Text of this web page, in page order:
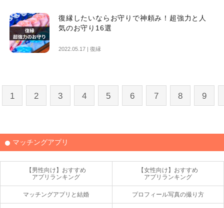
復縁したいならお守りで神頼み！超強力と人
気のお守り16選
2022.05.17 | 復縁
1 2 3 4 5 6 7 8 9
マッチングアプリ
【男性向け】おすすめ
アプリランキング
【女性向け】おすすめ
アプリランキング
マッチングアプリと結婚 プロフィール写真の撮り方